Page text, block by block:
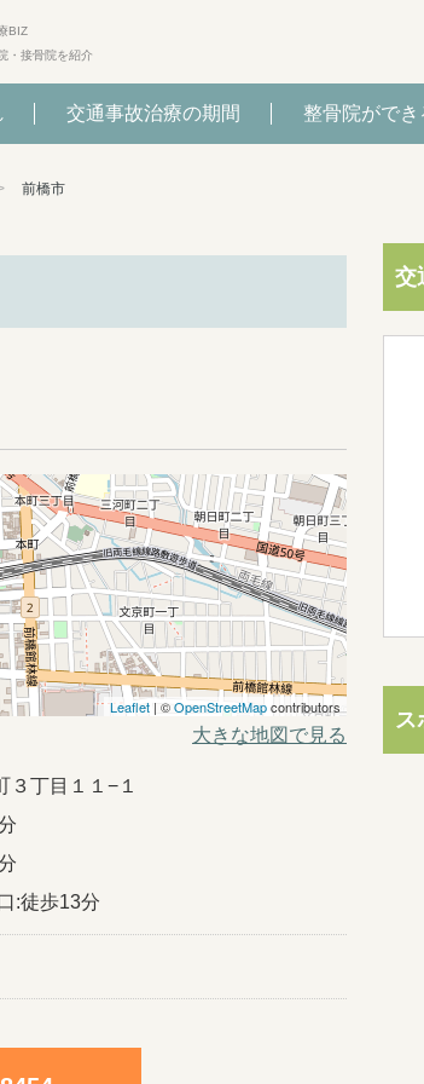
BIZ
・接骨院を紹介
交通事故治療の期間 整骨院ができ
前橋市
Leaflet | ©OpenStreetMapcontributors
大きな地図で見る
丁目１１−１
:徒歩13分
交
ス